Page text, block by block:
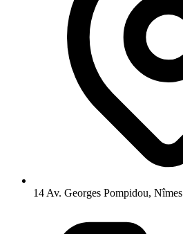
14 Av. Georges Pompidou, Nîmes